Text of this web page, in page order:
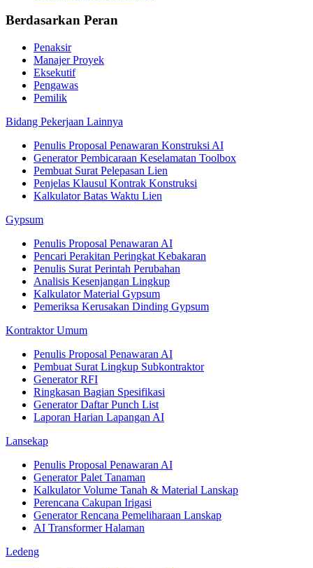
Berdasarkan Peran
Penaksir
Manajer Proyek
Eksekutif
Pengawas
Pemilik
Bidang Pekerjaan Lainnya
Penulis Proposal Penawaran Konstruksi AI
Generator Pembicaraan Keselamatan Toolbox
Pembuat Surat Pelepasan Lien
Penjelas Klausul Kontrak Konstruksi
Kalkulator Batas Waktu Lien
Gypsum
Penulis Proposal Penawaran AI
Pencari Perakitan Peringkat Kebakaran
Penulis Surat Perintah Perubahan
Analisis Kesenjangan Lingkup
Kalkulator Material Gypsum
Pemeriksa Kerusakan Dinding Gypsum
Kontraktor Umum
Penulis Proposal Penawaran AI
Pembuat Surat Lingkup Subkontraktor
Generator RFI
Ringkasan Bagian Spesifikasi
Generator Daftar Punch List
Laporan Harian Lapangan AI
Lansekap
Penulis Proposal Penawaran AI
Generator Palet Tanaman
Kalkulator Volume Tanah & Material Lanskap
Perencana Cakupan Irigasi
Generator Rencana Pemeliharaan Lanskap
AI Transformer Halaman
Ledeng